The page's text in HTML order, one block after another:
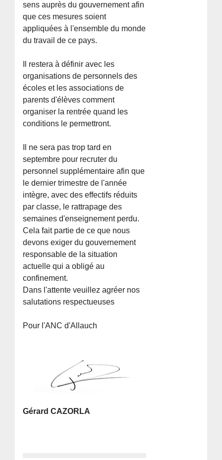
sens auprès du gouvernement afin
que ces mesures soient
appliquées à l'ensemble du monde
du travail de ce pays.
Il restera à définir avec les
organisations de personnels des
écoles et les associations de
parents d'élèves comment
organiser la rentrée quand les
conditions le permettront.
Il ne sera pas trop tard en
septembre pour recruter du
personnel supplémentaire afin que
le dernier trimestre de l'année
intègre, avec des effectifs réduits
par classe, le rattrapage des
semaines d'enseignement perdu.
Cela fait partie de ce que nous
devons exiger du gouvernement
responsable de la situation
actuelle qui a obligé au
confinement.
Dans l'attente veuillez agréer nos
salutations respectueuses
Pour l'ANC d'Allauch
Gérard CAZORLA